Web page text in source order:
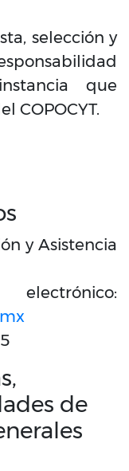
selección y
que
COPOCYT.
y Asistencia
de